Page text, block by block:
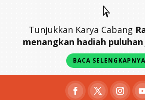

Tunjukkan Karya Cabang
menangkan hadiah
BACA SELENGKAPNYA